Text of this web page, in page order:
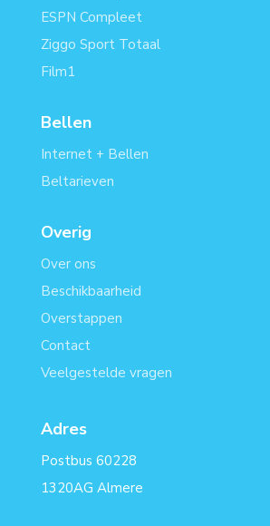
ESPN Compleet
Ziggo Sport Totaal
Film1
Bellen
Internet + Bellen
Beltarieven
Overig
Over ons
Beschikbaarheid
Overstappen
Contact
Veelgestelde vragen
Adres
Postbus 60228
1320AG Almere